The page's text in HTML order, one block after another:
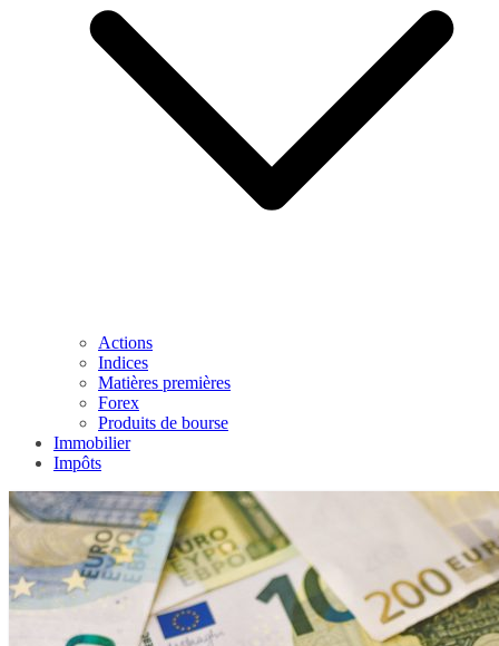
Actions
Indices
Matières premières
Forex
Produits de bourse
Immobilier
Impôts